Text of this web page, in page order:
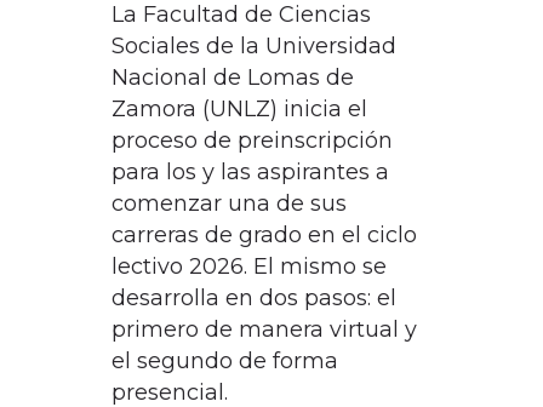
La Facultad de Ciencias
Sociales de la Universidad
Nacional de Lomas de
Zamora (UNLZ) inicia el
proceso de preinscripción
para los y las aspirantes a
comenzar una de sus
carreras de grado en el ciclo
lectivo 2026. El mismo se
desarrolla en dos pasos: el
primero de manera virtual y
el segundo de forma
presencial.